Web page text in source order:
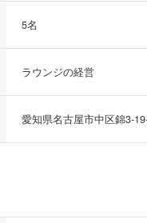
5名
ラウンジの経営
愛知県名古屋市中区錦3-